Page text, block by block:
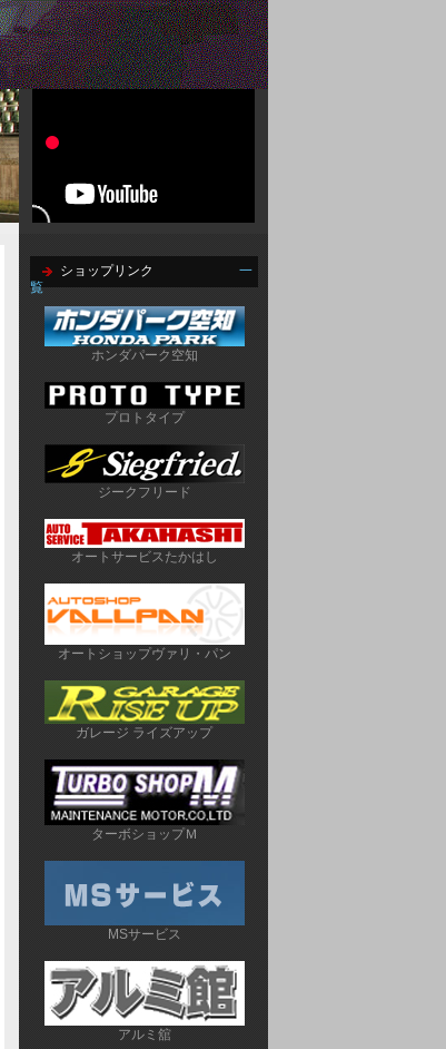
ショップリンク
一
覧
ホンダパーク空知
プロトタイプ
ジークフリード
オートサービスたかはし
オートショップヴァリ・パン
ガレージ ライズアップ
ターボショップＭ
MSサービス
アルミ舘